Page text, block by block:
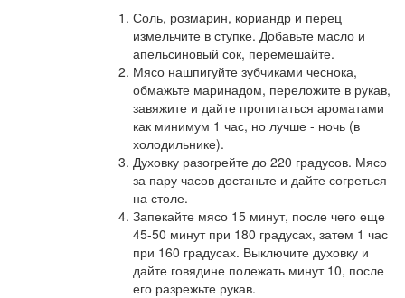
Соль, розмарин, кориандр и перец
измельчите в ступке. Добавьте масло и
апельсиновый сок, перемешайте.
Мясо нашпигуйте зубчиками чеснока,
обмажьте маринадом, переложите в рукав,
завяжите и дайте пропитаться ароматами
как минимум 1 час, но лучше - ночь (в
холодильнике).
Духовку разогрейте до 220 градусов. Мясо
за пару часов достаньте и дайте согреться
на столе.
Запекайте мясо 15 минут, после чего еще
45-50 минут при 180 градусах, затем 1 час
при 160 градусах. Выключите духовку и
дайте говядине полежать минут 10, после
его разрежьте рукав.